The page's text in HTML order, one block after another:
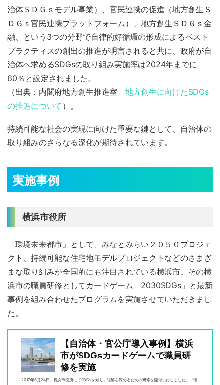
治体ＳＤＧｓモデル事業）、官民連携の促進（地方創生Ｓ
ＤＧｓ官民連携プラットフォーム）、地方創生ＳＤＧｓ金
融、という3つの分野で自律的好循環の形成によるベスト
プラクティスの創出の推進が明言されると共に、政府が自
治体へ求めるSDGsの取り組み実施率は2024年までに
60％と設定されました。
（出典：内閣府地方創生推進室 地方創生に向けたSDGs
の推進について ）。
持続可能な社会の実現に向けた重要な鍵として、自治体の
取り組みのさらなる深化が期待されています。
実施事例
横浜市役所
「環境未来都市」として、みなとみらい２０５０プロジェ
クト、持続可能な住宅地モデルプロジェクトなどのさまざ
まな取り組みが全国的にも注目されている横浜市。その横
浜市の職員研修としてカードゲーム「2030SDGs」と最新
事例を組み合わせたプログラムを実施させていただきまし
た。
【自治体・官公庁導入事例】横浜
市がSDGsカードゲームで職員研
修を実施
2017年8月24日、横浜市役所にてSDGsを知り、理解を深めるための研修を開催いたしました。「環